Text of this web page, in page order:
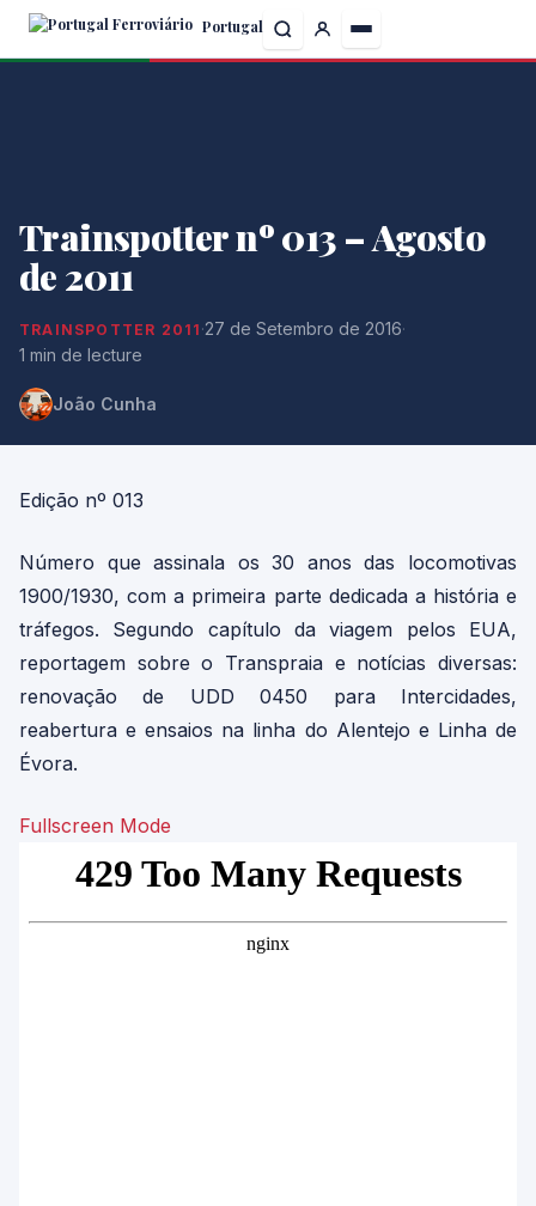
Skip
Portugal
Trainspotter nº 013 – Agosto
de 2011
TRAINSPOTTER 2011 ·27 de Setembro de 2016·
1 min de lecture
João Cunha
Edição nº 013
Número que assinala os 30 anos das locomotivas
1900/1930, com a primeira parte dedicada a história e
tráfegos. Segundo capítulo da viagem pelos EUA,
reportagem sobre o Transpraia e notícias diversas:
renovação de UDD 0450 para Intercidades,
reabertura e ensaios na linha do Alentejo e Linha de
Évora.
Fullscreen Mode